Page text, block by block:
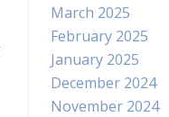
March 2025
February 2025
January 2025
December 2024
November 2024